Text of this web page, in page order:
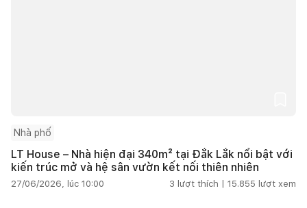
Nhà phố
LT House – Nhà hiện đại 340m² tại Đắk Lắk nổi bật với
kiến trúc mở và hệ sân vườn kết nối thiên nhiên
27/06/2026, lúc 10:00 3 lượt thích | 15.855 lượt xem